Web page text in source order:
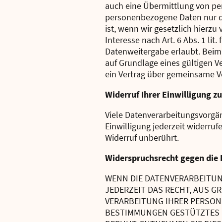
auch eine Übermittlung von
personenbezogene Daten nur
ist, wenn wir gesetzlich hierzu
Interesse nach Art. 6 Abs. 1 lit.
Datenweitergabe erlaubt.
auf Grundlage eines gültigen
ein Vertrag über gemeinsame
Widerruf Ihrer Einwilligung
Viele
Einwilligung jederzeit
Widerruf unberührt.
Widerspruchsrecht gegen die
WENN DIE
JEDERZEIT DAS RECHT, AUS
VERARBEITUNG IHRER
BESTIMMUNGEN